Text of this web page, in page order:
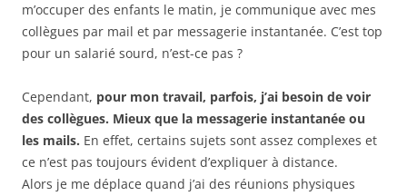
m’occuper des enfants le matin, je communique avec mes
collègues par mail et par messagerie instantanée. C’est top
pour un salarié sourd, n’est-ce pas ?
Cependant, pour mon travail, parfois, j’ai besoin de voir
des collègues. Mieux que la messagerie instantanée ou
les mails. En effet, certains sujets sont assez complexes et
ce n’est pas toujours évident d’expliquer à distance.
Alors je me déplace quand j’ai des réunions physiques